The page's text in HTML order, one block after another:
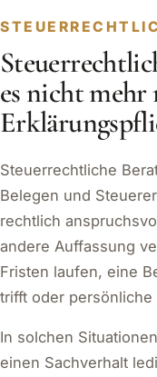
es nicht
Steuerrechtliche
Belegen und
rechtlich
andere Auffassung
Fristen laufen, eine
trifft oder
In solchen
einen Sachverhalt